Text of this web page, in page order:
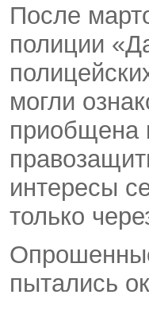
После
полиции
могли
приобщена
интересы
только
пытались